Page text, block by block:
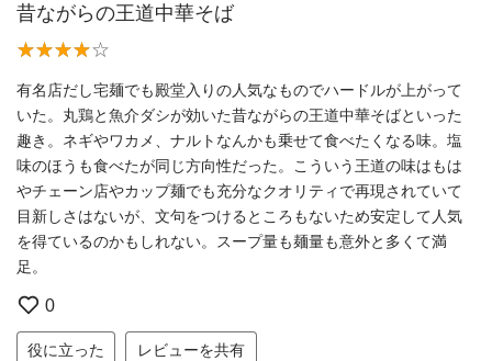
昔ながらの王道中華そば
有名店だし宅麺でも殿堂入りの人気なものでハードルが上がって
いた。丸鶏と魚介ダシが効いた昔ながらの王道中華そばといった
趣き。ネギやワカメ、ナルトなんかも乗せて食べたくなる味。塩
味のほうも食べたが同じ方向性だった。こういう王道の味はもは
やチェーン店やカップ麺でも充分なクオリティで再現されていて
目新しさはないが、文句をつけるところもないため安定して人気
を得ているのかもしれない。スープ量も麺量も意外と多くて満
足。
0
役に立った レビューを共有